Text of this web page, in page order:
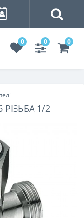
0 0 0
РІЗЬБА 1/2